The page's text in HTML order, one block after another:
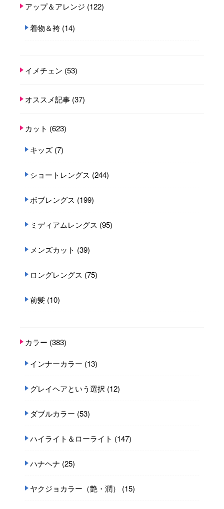
アップ＆アレンジ (122)
着物＆袴 (14)
イメチェン (53)
オススメ記事 (37)
カット (623)
キッズ (7)
ショートレングス (244)
ボブレングス (199)
ミディアムレングス (95)
メンズカット (39)
ロングレングス (75)
前髪 (10)
カラー (383)
インナーカラー (13)
グレイヘアという選択 (12)
ダブルカラー (53)
ハイライト＆ローライト (147)
ハナヘナ (25)
ヤクジョカラー（艶・潤） (15)